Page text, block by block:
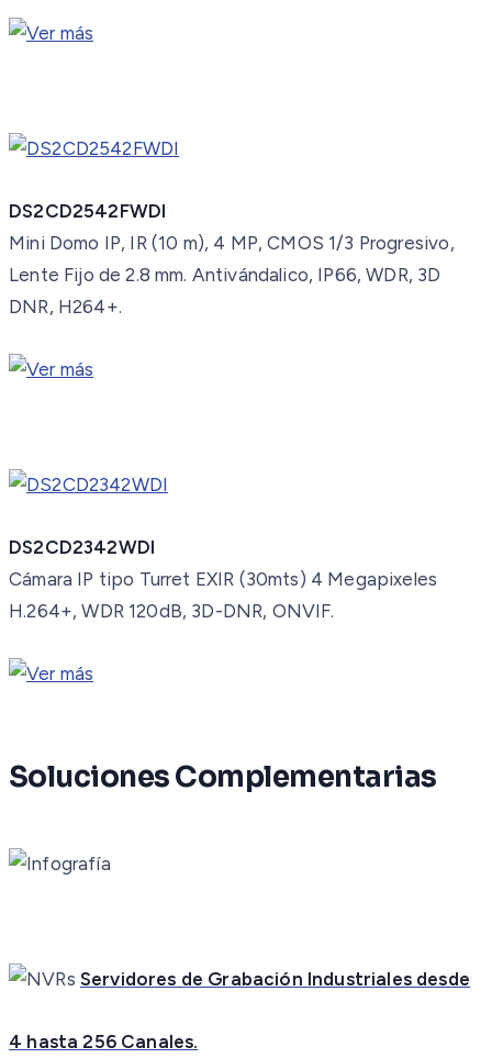
DS2CD2542FWDI
Mini Domo IP, IR (10 m), 4 MP, CMOS 1/3 Progresivo,
Lente Fijo de 2.8 mm. Antivándalico, IP66, WDR, 3D
DNR, H264+.
DS2CD2342WDI
Cámara IP tipo Turret EXIR (30mts) 4 Megapixeles
H.264+, WDR 120dB, 3D-DNR, ONVIF.
Soluciones Complementarias
Servidores de Grabación Industriales desde
4 hasta 256 Canales.